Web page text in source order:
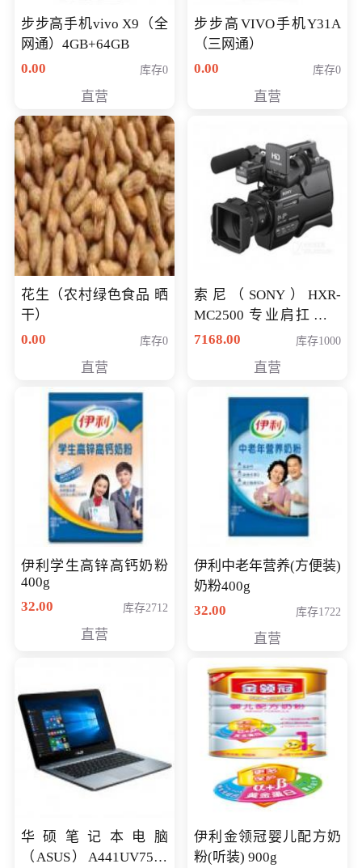
步步高手机vivo X9（全
网通）4GB+64GB
0.00
库存0
直营
步步高VIVO手机Y31A
（三网通）
0.00
库存0
直营
花生（农村绿色食品 晒
干）
0.00
库存0
直营
索尼（SONY）HXR-
MC2500 专业肩扛式存
储卡全高清摄录一体机
清入门级摄像机
7168.00 库存1000
直营
伊利学生高锌高钙奶粉
400g
32.00
库存2712
直营
伊利中老年营养(方便装)
奶粉400g
32.00
库存1722
直营
华硕笔记本电脑
（ASUS）A441UV7500
伊利金领冠婴儿配方奶
粉(听装) 900g